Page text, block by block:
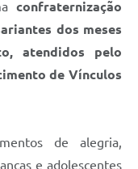
confraternização
dos meses
atendidos pelo
de Vínculos
de alegria,
e adolescentes